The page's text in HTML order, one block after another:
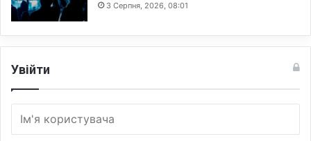
3 Серпня, 2026, 08:01
Увійти